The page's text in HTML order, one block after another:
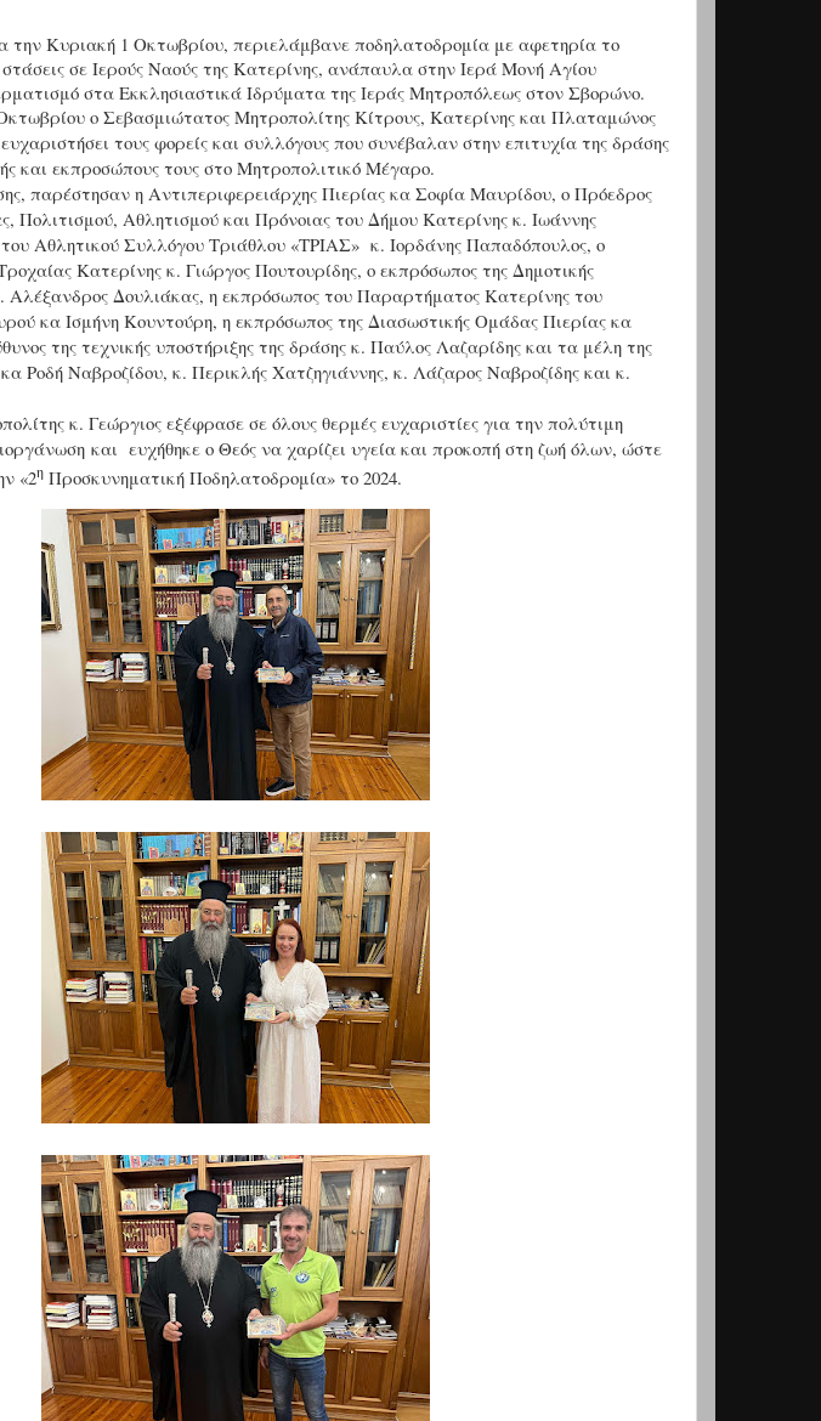
Κυριακή 1 Οκτωβρίου, περιελάμβανε ποδηλατοδρομία με αφετηρία το
σε Ιερούς Ναούς της Κατερίνης, ανάπαυλα στην Ιερά Μονή Αγίου
στα Εκκλησιαστικά Ιδρύματα της Ιεράς Μητροπόλεως στον Σβορώνο.
ο Σεβασμιώτατος Μητροπολίτης Κίτρους, Κατερίνης και Πλαταμώνος
τους φορείς και συλλόγους που συνέβαλαν στην επιτυχία της δράσης
και εκπροσώπους τους στο Μητροπολιτικό Μέγαρο.
παρέστησαν η Αντιπεριφερειάρχης Πιερίας κα Σοφία Μαυρίδου, ο Πρόεδρος
Πολιτισμού, Αθλητισμού και Πρόνοιας του Δήμου Κατερίνης κ. Ιωάννης
Αθλητικού Συλλόγου Τριάθλου «ΤΡΙΑΣ» κ. Ιορδάνης Παπαδόπουλος, ο
Κατερίνης κ. Γιώργος Πουτουρίδης, ο εκπρόσωπος της Δημοτικής
Αλέξανδρος Δουλιάκας, η εκπρόσωπος του Παραρτήματος Κατερίνης του
κα Ισμήνη Κουντούρη, η εκπρόσωπος της Διασωστικής Ομάδας Πιερίας κα
της τεχνικής υποστήριξης της δράσης κ. Παύλος Λαζαρίδης και τα μέλη της
Ροδή Ναβροζίδου, κ. Περικλής Χατζηγιάννης, κ. Λάζαρος Ναβροζίδης και κ.
κ. Γεώργιος εξέφρασε σε όλους θερμές ευχαριστίες για την πολύτιμη
και ευχήθηκε ο Θεός να χαρίζει υγεία και προκοπή στη ζωή όλων, ώστε
«2η Προσκυνηματική Ποδηλατοδρομία» το 2024.